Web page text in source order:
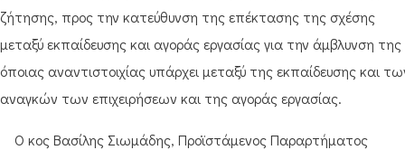
ζήτησης, προς την κατεύθυνση της επέκτασης της σχέσης
μεταξύ εκπαίδευσης και αγοράς εργασίας για την άμβλυνση της
όποιας αναντιστοιχίας υπάρχει μεταξύ της εκπαίδευσης και
αναγκών των επιχειρήσεων και της αγοράς εργασίας.
Ο κος Βασίλης Σιωμάδης, Προϊστάμενος Παραρτήματος